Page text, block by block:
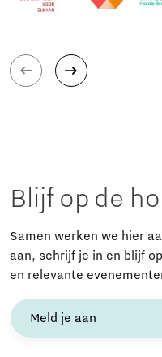
Blijf op de
Samen werken we hier
aan, schrijf je in en blijf
en relevante
Meld je aan